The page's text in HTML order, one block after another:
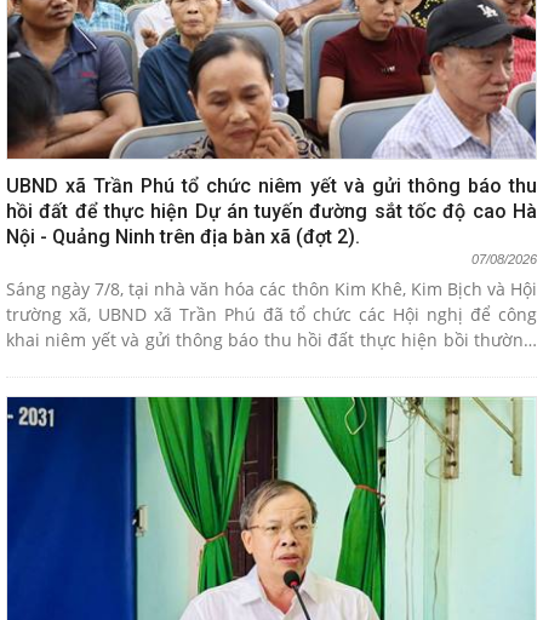
UBND xã Trần Phú tổ chức niêm yết và gửi thông báo thu
hồi đất để thực hiện Dự án tuyến đường sắt tốc độ cao Hà
Nội - Quảng Ninh trên địa bàn xã (đợt 2).
07/08/2026
Sáng ngày 7/8, tại nhà văn hóa các thôn Kim Khê, Kim Bịch và Hội
trường xã, UBND xã Trần Phú đã tổ chức các Hội nghị để công
khai niêm yết và gửi thông báo thu hồi đất thực hiện bồi thường,